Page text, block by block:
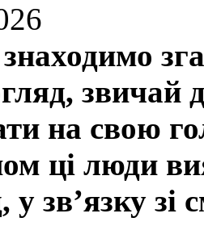
звичай
на свою
ці люди
зв’язку зі